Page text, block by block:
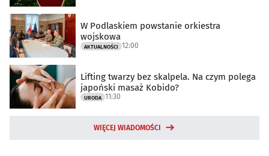
W Podlaskiem powstanie orkiestra
wojskowa
AKTUALNOŚCI 12:00
Lifting twarzy bez skalpela. Na czym polega
japoński masaż Kobido?
URODA 11:30
WIĘCEJ WIADOMOŚCI